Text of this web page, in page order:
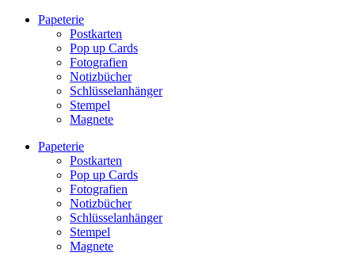
Papeterie
Postkarten
Pop up Cards
Fotografien
Notizbücher
Schlüsselanhänger
Stempel
Magnete
Papeterie
Postkarten
Pop up Cards
Fotografien
Notizbücher
Schlüsselanhänger
Stempel
Magnete